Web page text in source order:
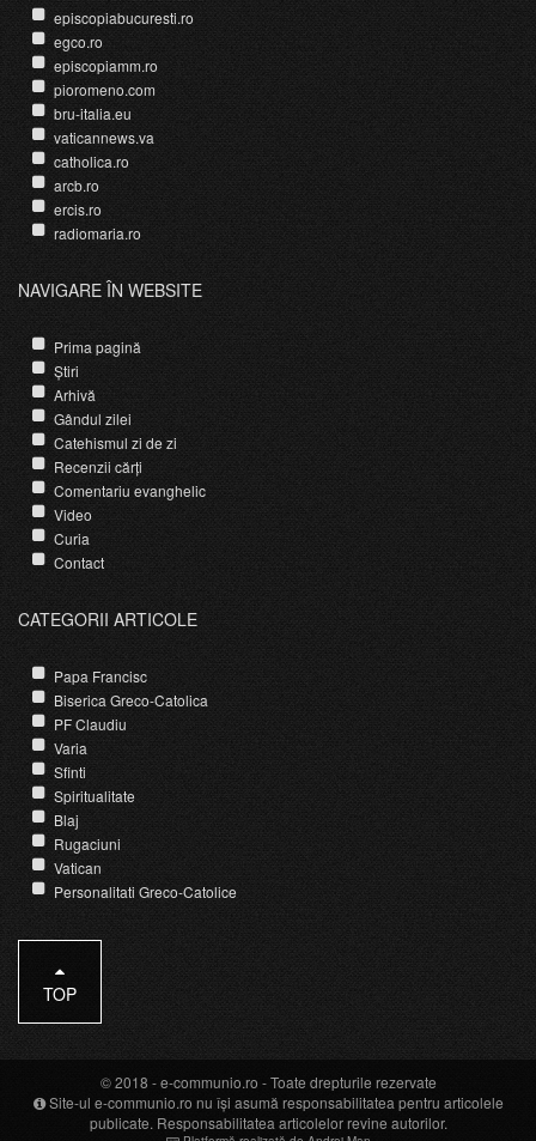
episcopiabucuresti.ro
egco.ro
episcopiamm.ro
pioromeno.com
bru-italia.eu
vaticannews.va
catholica.ro
arcb.ro
ercis.ro
radiomaria.ro
NAVIGARE ÎN WEBSITE
Prima pagină
Știri
Arhivă
Gândul zilei
Catehismul zi de zi
Recenzii cărți
Comentariu evanghelic
Video
Curia
Contact
CATEGORII ARTICOLE
Papa Francisc
Biserica Greco-Catolica
PF Claudiu
Varia
Sfinti
Spiritualitate
Blaj
Rugaciuni
Vatican
Personalitati Greco-Catolice
TOP
© 2018 -e-communio.ro - Toate drepturile rezervate
Site-ul e-communio.ro nu își asumă responsabilitatea pentru articolele
publicate. Responsabilitatea articolelor revine autorilor.